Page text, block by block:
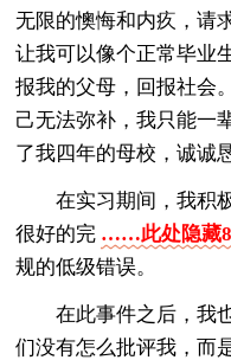
无限的懊悔和内疚，请
让我可以像个正常毕业
报我的父母，回报社会
己无法弥补，我只能一
了我四年的母校，诚诚
在实习期间，我积
很好的完 ……此处隐藏
规的低级错误。
在此事件之后，我
们没有怎么批评我，而